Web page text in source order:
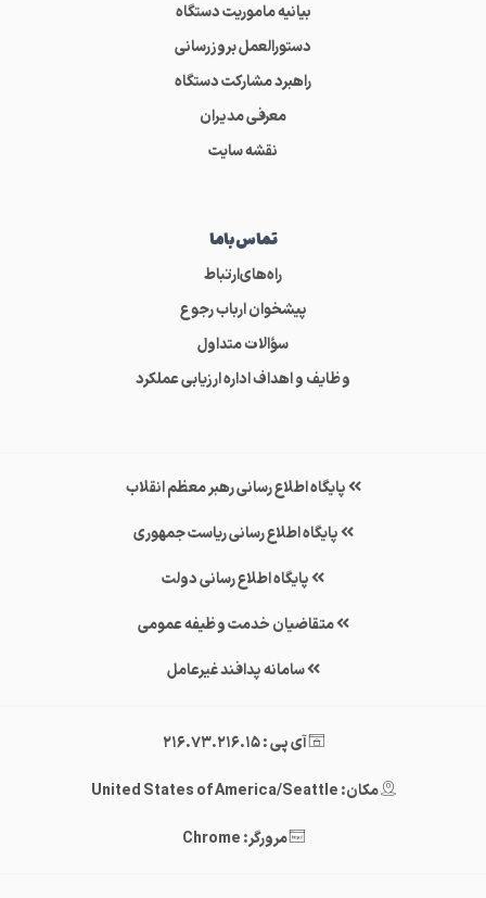
بیانیه ماموریت دستگاه
دستورالعمل بروزرسانی
راهبرد مشارکت دستگاه
معرفی مدیران
نقشه سایت
تماس‌باما
راه‌های‌ارتباط
پیشخوان ارباب رجوع
سؤالات متداول
وظایف و اهداف اداره ارزیابی عملکرد
پایگاه اطلاع رسانی رهبر معظم انقلاب
پایگاه اطلاع رسانی ریاست جمهوری
پایگاه اطلاع رسانی دولت
متقاضیان خدمت وظیفه عمومی
سامانه پدافند غیرعامل
آی پی : 216.73.216.15
مکان: United States of America/Seattle
مرورگر: Chrome